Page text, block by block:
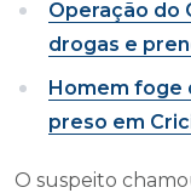
Operação do
drogas e
Homem foge
preso em
O suspeito